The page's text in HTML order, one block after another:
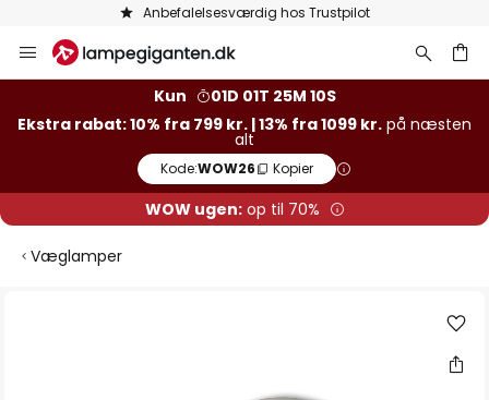
Anbefalelsesværdig hos Trustpilot
to
Kun
01D 01T 25M 09S
Ekstra rabat: 10% fra 799 kr. | 13% fra 1099 kr. på næsten
alt
Kode:WOW26 Kopier
WOW ugen:op til 70%
Væglamper